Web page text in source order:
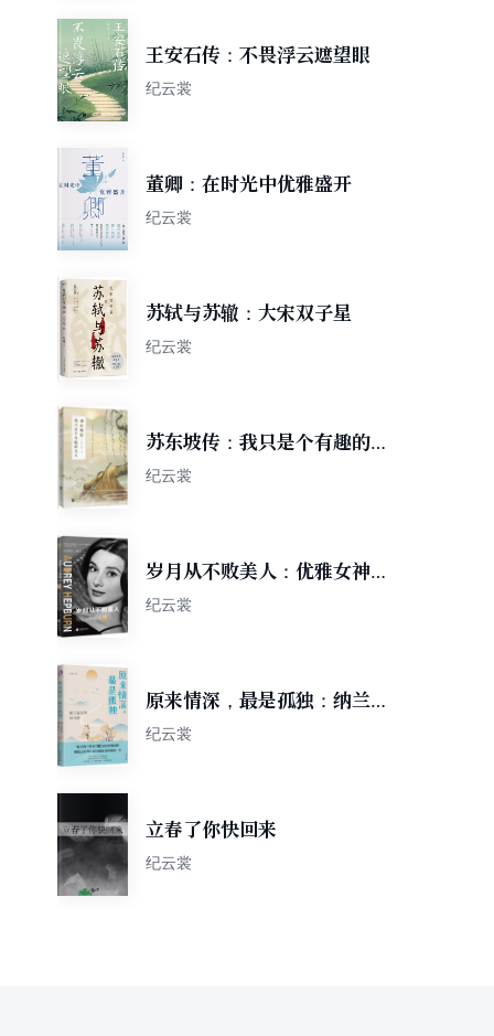
王安石传：不畏浮云遮望眼
纪云裳
董卿：在时光中优雅盛开
纪云裳
苏轼与苏辙：大宋双子星
纪云裳
苏东坡传：我只是个有趣的凡
人（鲤伴诗人传记书系重磅新
纪云裳
岁月从不败美人：优雅女神赫
本传
纪云裳
原来情深，最是孤独：纳兰容
若的词与情
纪云裳
立春了你快回来
纪云裳